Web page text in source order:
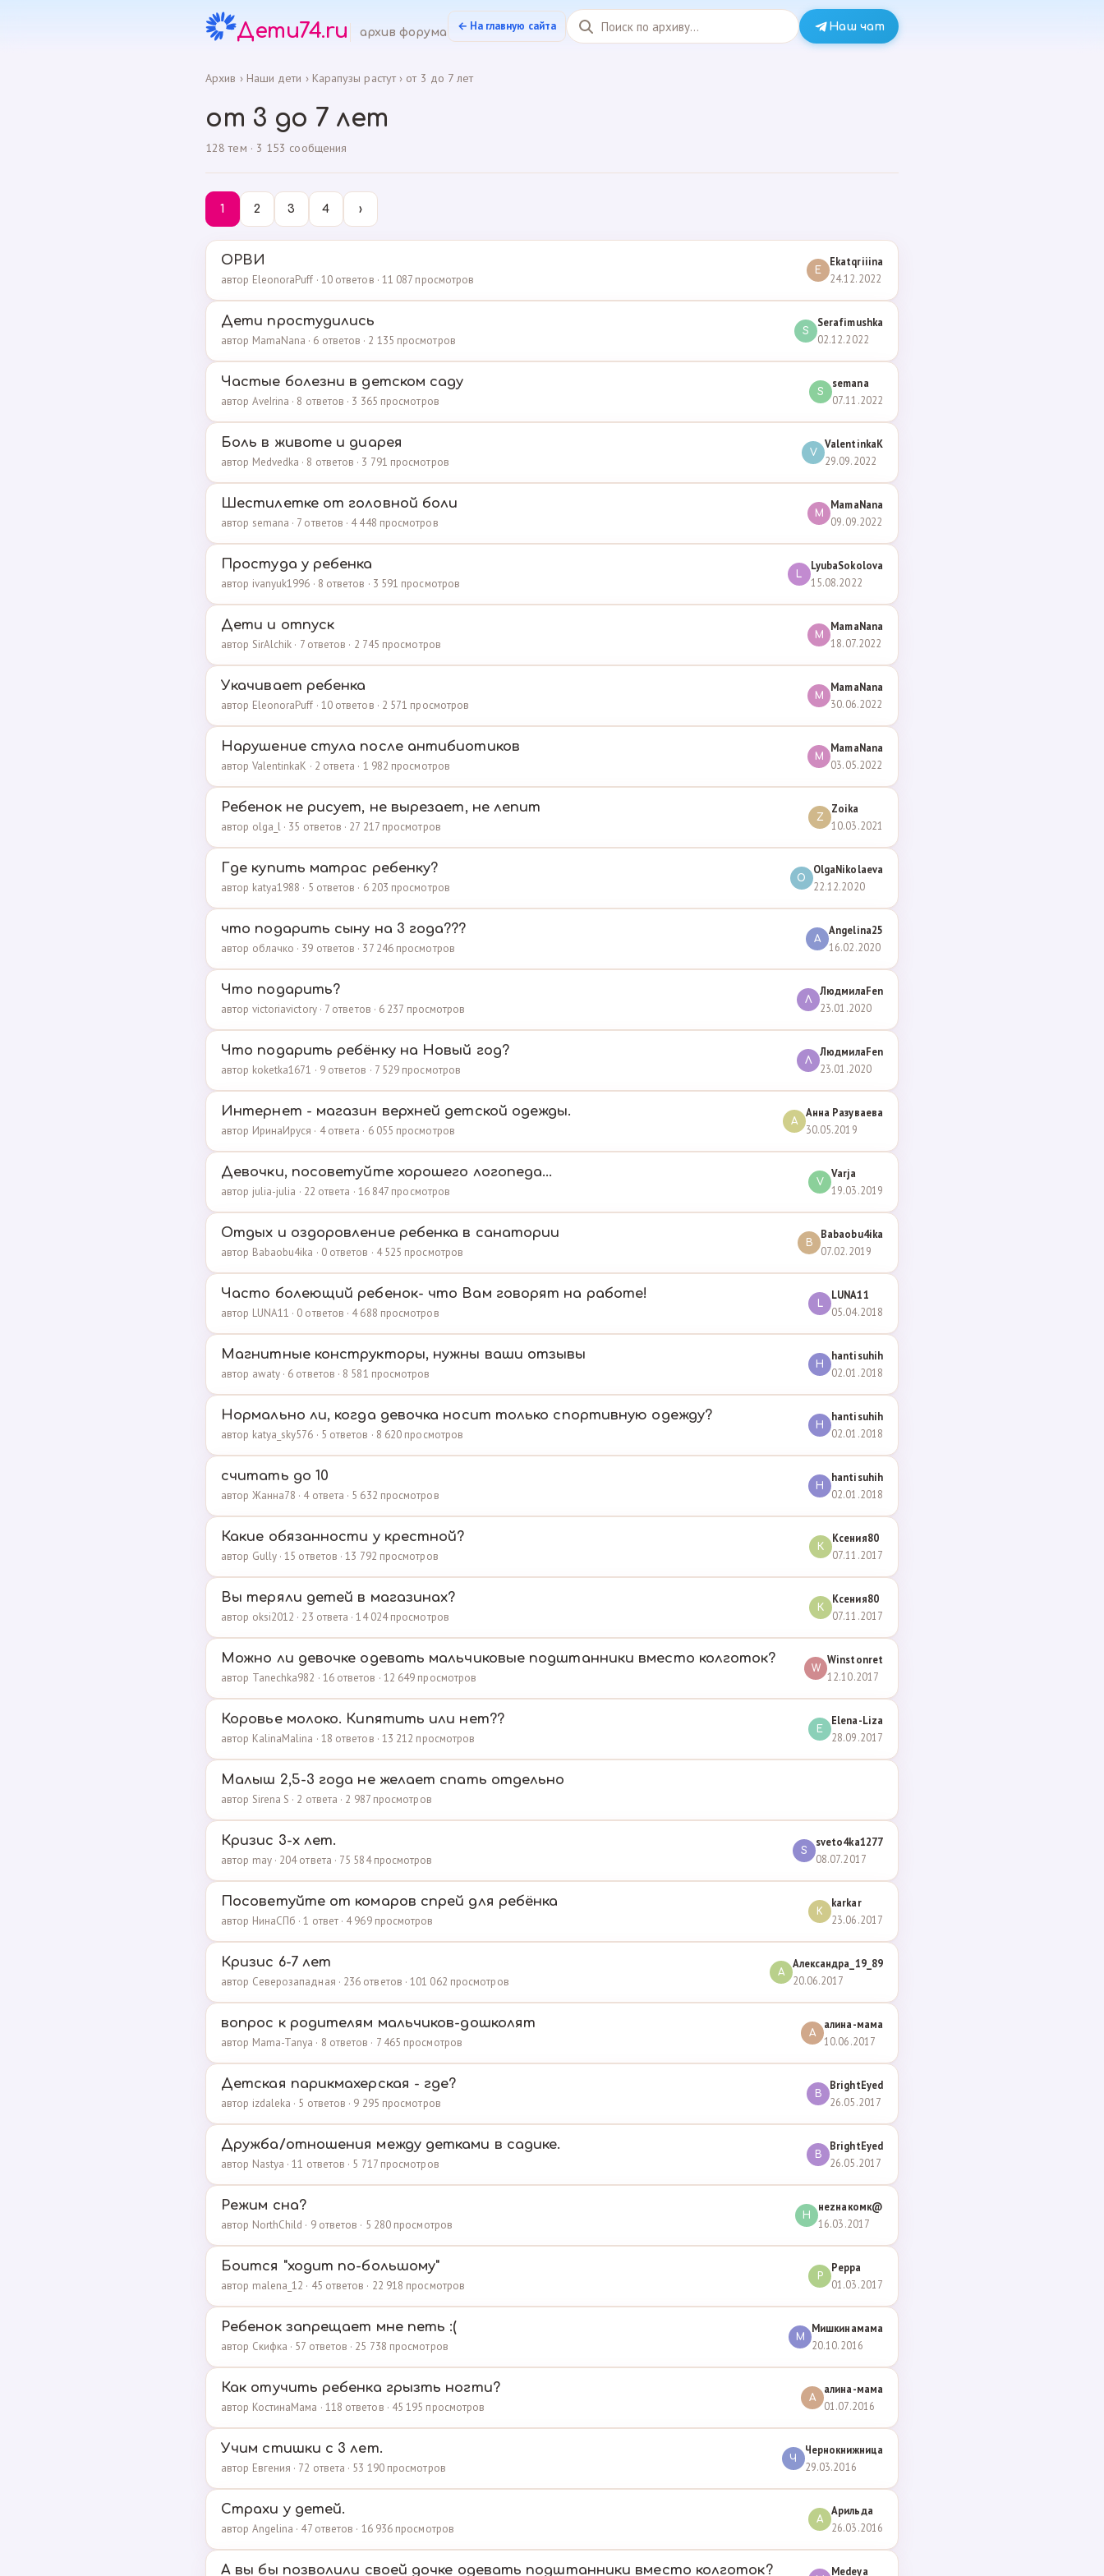
Дети74.ru архив форума ← На главную сайта Наш чат
Архив › Наши дети › Карапузы растут› от 3 до 7 лет
от 3 до 7 лет
128 тем · 3 153 сообщения
1 2 3 4 ›
ОРВИ
автор EleonoraPuff · 10 ответов · 11 087 просмотров
E
Ekatqriiina
24.12.2022
Дети простудились
автор MamaNana · 6 ответов · 2 135 просмотров
S
Serafimushka
02.12.2022
Частые болезни в детском саду
автор AveIrina · 8 ответов · 3 365 просмотров
S
semana
07.11.2022
Боль в животе и диарея
автор Medvedka · 8 ответов · 3 791 просмотров
V
ValentinkaK
29.09.2022
Шестилетке от головной боли
автор semana · 7 ответов · 4 448 просмотров
M
MamaNana
09.09.2022
Простуда у ребенка
автор ivanyuk1996 · 8 ответов · 3 591 просмотров
L
LyubaSokolova
15.08.2022
Дети и отпуск
автор SirAlchik · 7 ответов · 2 745 просмотров
M
MamaNana
18.07.2022
Укачивает ребенка
автор EleonoraPuff · 10 ответов · 2 571 просмотров
M
MamaNana
30.06.2022
Нарушение стула после антибиотиков
автор ValentinkaK · 2 ответа · 1 982 просмотров
M
MamaNana
03.05.2022
Ребенок не рисует, не вырезает, не лепит
автор olga_l · 35 ответов · 27 217 просмотров
Z
Zoika
10.03.2021
Где купить матрас ребенку?
автор katya1988 · 5 ответов · 6 203 просмотров
O
OlgaNikolaeva
22.12.2020
что подарить сыну на 3 года???
автор облачко · 39 ответов · 37 246 просмотров
A
Angelina25
16.02.2020
Что подарить?
автор victoriavictory · 7 ответов · 6 237 просмотров
Л
ЛюдмилаFen
23.01.2020
Что подарить ребёнку на Новый год?
автор koketka1671 · 9 ответов · 7 529 просмотров
Л
ЛюдмилаFen
23.01.2020
Интернет - магазин верхней детской одежды.
автор ИринаИруся · 4 ответа · 6 055 просмотров
А
Анна Разуваева
30.05.2019
Девочки, посоветуйте хорошего логопеда...
автор julia-julia · 22 ответа · 16 847 просмотров
V
Varja
19.03.2019
Отдых и оздоровление ребенка в санатории
автор Babaobu4ika · 0 ответов · 4 525 просмотров
B
Babaobu4ika
07.02.2019
Часто болеющий ребенок- что Вам говорят на работе!
автор LUNA11 · 0 ответов · 4 688 просмотров
L
LUNA11
05.04.2018
Магнитные конструкторы, нужны ваши отзывы
автор awaty · 6 ответов · 8 581 просмотров
H
hantisuhih
02.01.2018
Нормально ли, когда девочка носит только спортивную одежду?
автор katya_sky576 · 5 ответов · 8 620 просмотров
H
hantisuhih
02.01.2018
считать до 10
автор Жанна78 · 4 ответа · 5 632 просмотров
H
hantisuhih
02.01.2018
Какие обязанности у крестной?
автор Gully · 15 ответов · 13 792 просмотров
К
Ксения80
07.11.2017
Вы теряли детей в магазинах?
автор oksi2012 · 23 ответа · 14 024 просмотров
К
Ксения80
07.11.2017
Можно ли девочке одевать мальчиковые подштанники вместо колготок?
автор Tanechka982 · 16 ответов · 12 649 просмотров
W
Winstonret
12.10.2017
Коровье молоко. Кипятить или нет??
автор KalinaMalina · 18 ответов · 13 212 просмотров
E
Elena-Liza
28.09.2017
Малыш 2,5-3 года не желает спать отдельно
автор Sirena S · 2 ответа · 2 987 просмотров
Кризис 3-х лет.
автор may · 204 ответа · 75 584 просмотров
S
sveto4ka1277
08.07.2017
Посоветуйте от комаров спрей для ребёнка
автор НинаСПб · 1 ответ · 4 969 просмотров
K
karkar
23.06.2017
Кризис 6-7 лет
автор Северозападная · 236 ответов · 101 062 просмотров
А
Александра_19_89
20.06.2017
вопрос к родителям мальчиков-дошколят
автор Mama-Tanya · 8 ответов · 7 465 просмотров
А
алина-мама
10.06.2017
Детская парикмахерская - где?
автор izdaleka · 5 ответов · 9 295 просмотров
B
BrightEyed
26.05.2017
Дружба/отношения между детками в садике.
автор Nastya · 11 ответов · 5 717 просмотров
B
BrightEyed
26.05.2017
Режим сна?
автор NorthChild · 9 ответов · 5 280 просмотров
Н
неzнакомк@
16.03.2017
Боится "ходит по-большому"
автор malena_12 · 45 ответов · 22 918 просмотров
P
Peppa
01.03.2017
Ребенок запрещает мне петь :(
автор Скифка · 57 ответов · 25 738 просмотров
М
Мишкинамама
20.10.2016
Как отучить ребенка грызть ногти?
автор КостинаМама · 118 ответов · 45 195 просмотров
А
алина-мама
01.07.2016
Учим стишки с 3 лет.
автор Евгения · 72 ответа · 53 190 просмотров
Ч
Чернокнижница
29.03.2016
Страхи у детей.
автор Angelina · 47 ответов · 16 936 просмотров
А
Арильда
26.03.2016
А вы бы позволили своей дочке одевать подштанники вместо колготок? Medeya